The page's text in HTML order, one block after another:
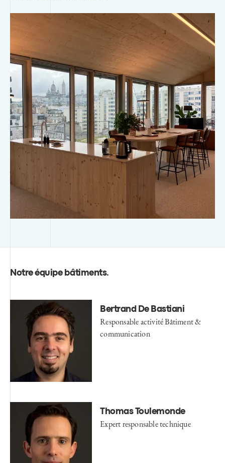
Notre équipe bâtiments.
Bertrand De Bastiani
Responsable activité Bâtiment &
communication
Thomas Toulemonde
Expert responsable technique